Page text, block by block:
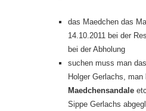
das Maedchen das
14.10.2011 bei der
bei der Abholung
suchen muss man
Holger Gerlachs, man
Maedchensandale
Sippe Gerlachs